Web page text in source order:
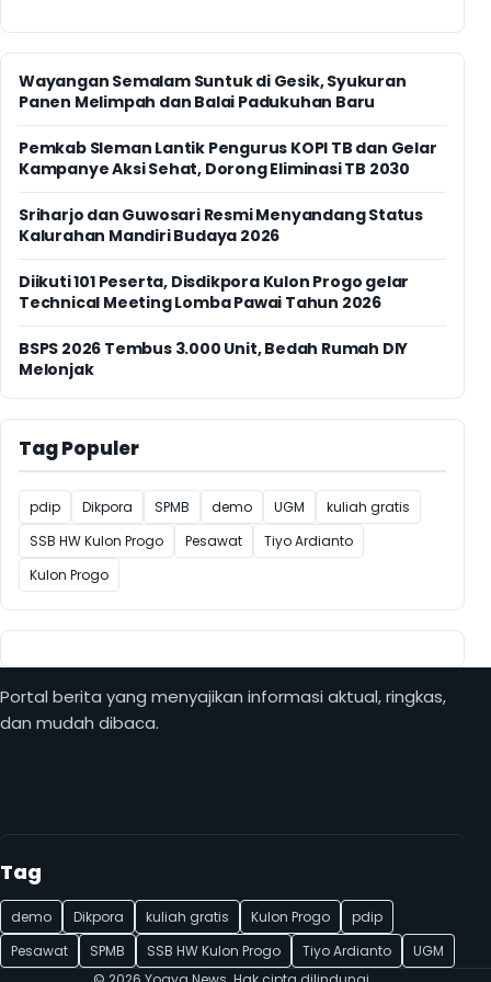
Wayangan Semalam Suntuk di Gesik, Syukuran
Panen Melimpah dan Balai Padukuhan Baru
Pemkab Sleman Lantik Pengurus KOPI TB dan Gelar
Kampanye Aksi Sehat, Dorong Eliminasi TB 2030
Sriharjo dan Guwosari Resmi Menyandang Status
Kalurahan Mandiri Budaya 2026
Diikuti 101 Peserta, Disdikpora Kulon Progo gelar
Technical Meeting Lomba Pawai Tahun 2026
BSPS 2026 Tembus 3.000 Unit, Bedah Rumah DIY
Melonjak
Tag Populer
pdip Dikpora SPMB demo UGM
kuliah gratis
SSB HW Kulon Progo
Pesawat
Tiyo Ardianto
Kulon Progo
Portal berita yang menyajikan informasi aktual, ringkas,
dan mudah dibaca.
Tag
demo Dikpora kuliah gratis Kulon Progo
pdip
Pesawat
SPMB SSB HW Kulon Progo Tiyo Ardianto
UGM